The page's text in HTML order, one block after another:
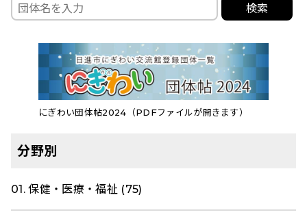
検索
にぎわい団体帖2024（PDFファイルが開きます）
分野別
01. 保健・医療・福祉 (75)